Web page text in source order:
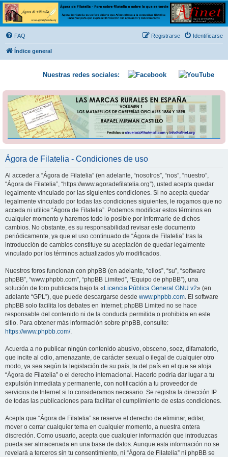
Ágora de Filatelia
Foro sobre filatelia o sobre lo que se tercie. Ágora de Filatelia es un foro abierto que Afinet
ofrece a la comunidad filatélica universal para que exprese libremente sus opiniones y
conocimientos
FAQ Identificarse
Registrarse
Índice general
Nuestras redes sociales:
Ágora de Filatelia - Condiciones de uso
Al acceder a “Ágora de Filatelia” (en adelante, “nosotros”, “nos”, “nuestro”,
“Ágora de Filatelia”, “https://www.agoradefilatelia.org”), usted acepta quedar
legalmente vinculado por las siguientes condiciones. Si no acepta quedar
legalmente vinculado por todas las condiciones siguientes, le rogamos que no
acceda ni utilice “Ágora de Filatelia”. Podemos modificar estos términos en
cualquier momento y haremos todo lo posible por informarle de dichos
cambios. No obstante, es su responsabilidad revisar este documento
periódicamente, ya que el uso continuado de “Ágora de Filatelia” tras la
introducción de cambios constituye su aceptación de quedar legalmente
vinculado por los términos actualizados y/o modificados.
Nuestros foros funcionan con phpBB (en adelante, “ellos”, “su”, “software
phpBB”, “www.phpbb.com”, “phpBB Limited”, “Equipo de phpBB”), una
solución de foro publicada bajo la « Licencia Pública General GNU v2» (en
adelante “GPL”), que puede descargarse desde www.phpbb.com. El software
phpBB solo facilita los debates en Internet; phpBB Limited no se hace
responsable del contenido ni de la conducta permitida o prohibida en este
sitio. Para obtener más información sobre phpBB, consulte:
https://www.phpbb.com/.
Acuerda a no publicar ningún contenido abusivo, obsceno, soez, difamatorio,
que incite al odio, amenazante, de carácter sexual o ilegal de cualquier otro
modo, ya sea según la legislación de su país, la del país en el que se aloja
“Ágora de Filatelia” o el derecho internacional. Hacerlo podría dar lugar a tu
expulsión inmediata y permanente, con notificación a tu proveedor de
servicios de Internet si lo consideramos necesario. Se registra la dirección IP
de todas las publicaciones para facilitar el cumplimiento de estas condiciones.
Acepta que “Ágora de Filatelia” se reserve el derecho de eliminar, editar,
mover o cerrar cualquier tema en cualquier momento, a nuestra entera
discreción. Como usuario, acepta que cualquier información que introduzcas
pueda ser almacenada en una base de datos. Aunque esta información no se
revelará a terceros sin tu consentimiento, ni “Ágora de Filatelia” ni phpBB se